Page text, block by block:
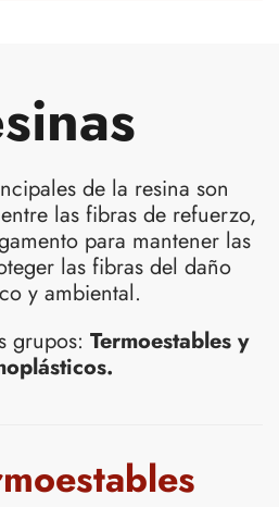
de la resina son
las fibras de refuerzo,
para mantener las
las fibras del daño
y ambiental.
grupos: Termoestables y